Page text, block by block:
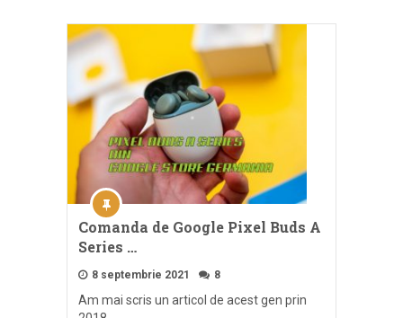
Comanda de Google Pixel Buds A
Series …
8 septembrie 2021 8
Am mai scris un articol de acest gen prin